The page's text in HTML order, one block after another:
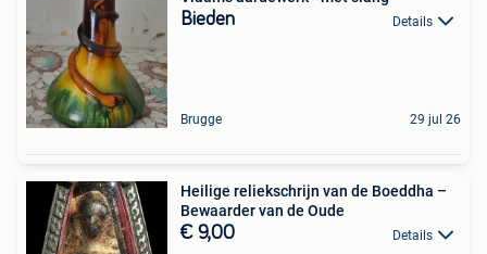
Bieden Details
Brugge 29 jul 26
Heilige reliekschrijn van de Boeddha –
Bewaarder van de Oude
€ 9,00 Details